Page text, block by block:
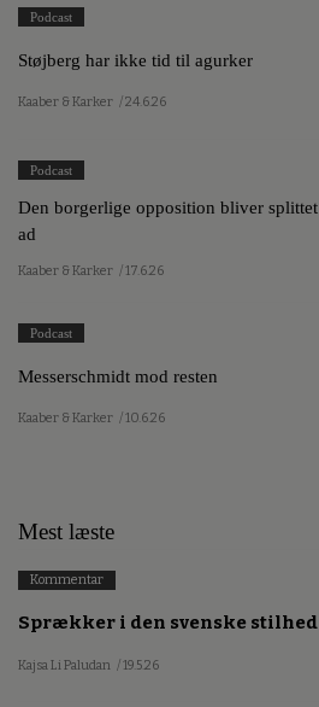
Podcast
Støjberg har ikke tid til agurker
Kaaber & Karker / 24.6.26
Podcast
Den borgerlige opposition bliver splittet
ad
Kaaber & Karker / 17.6.26
Podcast
Messerschmidt mod resten
Kaaber & Karker / 10.6.26
Mest læste
Kommentar
Sprækker i den svenske stilhed
Kajsa Li Paludan / 19.5.26